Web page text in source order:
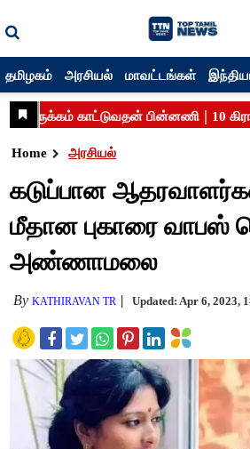
தமிழகம் அரசியல் மாவட்டங்கள்
Home அரசியல்
கடுப்பான
மீதான புகாரை
அண்ணாமலை
ByKATHIRAVAN TR Updated: Apr 6, 2023,